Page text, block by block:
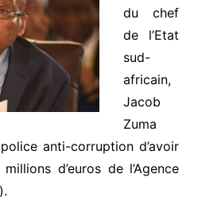
du chef
de l’Etat
sud-
africain,
Jacob
Zuma
anti-corruption d’avoir
d’euros de l’Agence